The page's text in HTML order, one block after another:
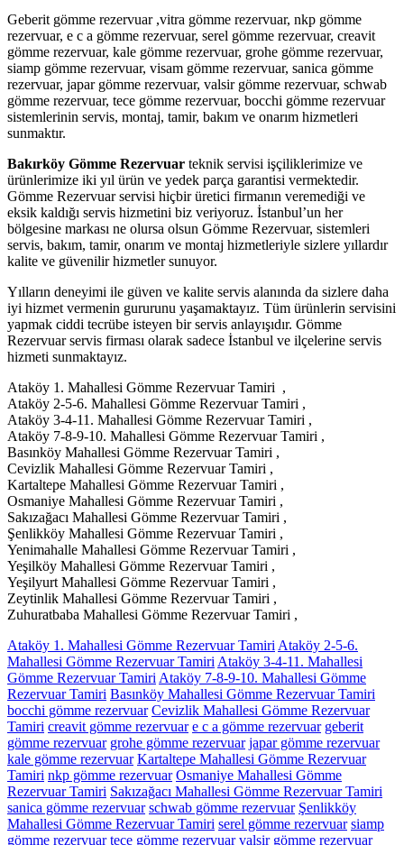
Geberit gömme rezervuar ,vitra gömme rezervuar, nkp gömme
rezervuar, e c a gömme rezervuar, serel gömme rezervuar, creavit
gömme rezervuar, kale gömme rezervuar, grohe gömme rezervuar,
siamp gömme rezervuar, visam gömme rezervuar, sanica gömme
rezervuar, japar gömme rezervuar, valsir gömme rezervuar, schwab
gömme rezervuar, tece gömme rezervuar, bocchi gömme rezervuar
sistemlerinin servis, montaj, tamir, bakım ve onarım hizmetleri
sunmaktır.
Bakırköy Gömme Rezervuar teknik servisi işçiliklerimize ve
ürünlerimize iki yıl ürün ve yedek parça garantisi vermektedir.
Gömme Rezervuar servisi hiçbir üretici firmanın veremediği ve
eksik kaldığı servis hizmetini biz veriyoruz. İstanbul’un her
bölgesine markası ne olursa olsun Gömme Rezervuar, sistemleri
servis, bakım, tamir, onarım ve montaj hizmetleriyle sizlere yıllardır
kalite ve güvenilir hizmetler sunuyor.
Yılların deneyimi ile güven ve kalite servis alanında da sizlere daha
iyi hizmet vermenin gururunu yaşamaktayız. Tüm ürünlerin servisini
yapmak ciddi tecrübe isteyen bir servis anlayışıdır. Gömme
Rezervuar servis firması olarak sadece İstanbul ve ilçelerine servis
hizmeti sunmaktayız.
Ataköy 1. Mahallesi Gömme Rezervuar Tamiri ,
Ataköy 2-5-6. Mahallesi Gömme Rezervuar Tamiri ,
Ataköy 3-4-11. Mahallesi Gömme Rezervuar Tamiri ,
Ataköy 7-8-9-10. Mahallesi Gömme Rezervuar Tamiri ,
Basınköy Mahallesi Gömme Rezervuar Tamiri ,
Cevizlik Mahallesi Gömme Rezervuar Tamiri ,
Kartaltepe Mahallesi Gömme Rezervuar Tamiri ,
Osmaniye Mahallesi Gömme Rezervuar Tamiri ,
Sakızağacı Mahallesi Gömme Rezervuar Tamiri ,
Şenlikköy Mahallesi Gömme Rezervuar Tamiri ,
Yenimahalle Mahallesi Gömme Rezervuar Tamiri ,
Yeşilköy Mahallesi Gömme Rezervuar Tamiri ,
Yeşilyurt Mahallesi Gömme Rezervuar Tamiri ,
Zeytinlik Mahallesi Gömme Rezervuar Tamiri ,
Zuhuratbaba Mahallesi Gömme Rezervuar Tamiri ,
Ataköy 1. Mahallesi Gömme Rezervuar Tamiri Ataköy 2-5-6.
Mahallesi Gömme Rezervuar Tamiri Ataköy 3-4-11. Mahallesi
Gömme Rezervuar Tamiri Ataköy 7-8-9-10. Mahallesi Gömme
Rezervuar Tamiri Basınköy Mahallesi Gömme Rezervuar Tamiri
bocchi gömme rezervuar Cevizlik Mahallesi Gömme Rezervuar
Tamiri creavit gömme rezervuar e c a gömme rezervuar geberit
gömme rezervuar grohe gömme rezervuar japar gömme rezervuar
kale gömme rezervuar Kartaltepe Mahallesi Gömme Rezervuar
Tamiri nkp gömme rezervuar Osmaniye Mahallesi Gömme
Rezervuar Tamiri Sakızağacı Mahallesi Gömme Rezervuar Tamiri
sanica gömme rezervuar schwab gömme rezervuar Şenlikköy
Mahallesi Gömme Rezervuar Tamiri serel gömme rezervuar siamp
gömme rezervuar tece gömme rezervuar valsir gömme rezervuar